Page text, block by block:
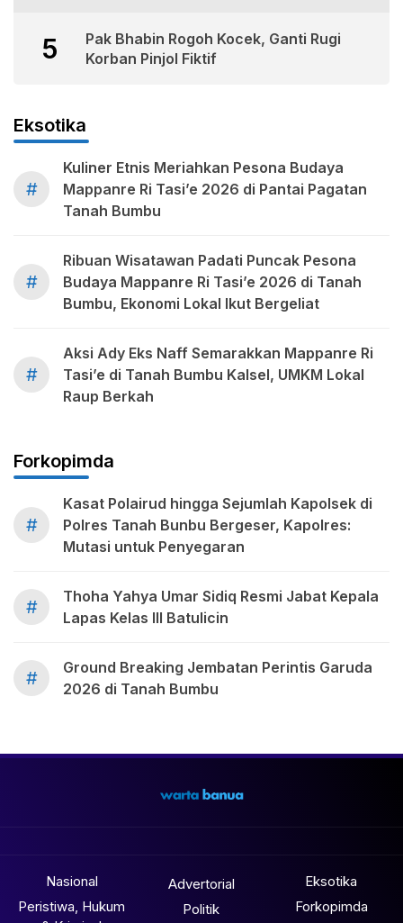
5
Pak Bhabin Rogoh Kocek, Ganti Rugi
Korban Pinjol Fiktif
Eksotika
#
Kuliner Etnis Meriahkan Pesona Budaya
Mappanre Ri Tasi’e 2026 di Pantai Pagatan
Tanah Bumbu
#
Ribuan Wisatawan Padati Puncak Pesona
Budaya Mappanre Ri Tasi’e 2026 di Tanah
Bumbu, Ekonomi Lokal Ikut Bergeliat
#
Aksi Ady Eks Naff Semarakkan Mappanre Ri
Tasi’e di Tanah Bumbu Kalsel, UMKM Lokal
Raup Berkah
Forkopimda
#
Kasat Polairud hingga Sejumlah Kapolsek di
Polres Tanah Bunbu Bergeser, Kapolres:
Mutasi untuk Penyegaran
#
Thoha Yahya Umar Sidiq Resmi Jabat Kepala
Lapas Kelas III Batulicin
#
Ground Breaking Jembatan Perintis Garuda
2026 di Tanah Bumbu
Nasional
Peristiwa, Hukum
Advertorial
Politik
Eksotika
Forkopimda